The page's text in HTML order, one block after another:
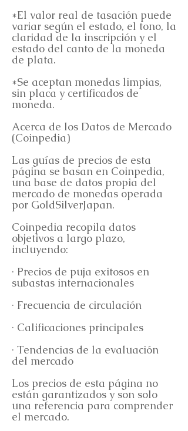
*El valor real de tasación puede
variar según el estado, el tono, la
claridad de la inscripción y el
estado del canto de la moneda
de plata.
*Se aceptan monedas limpias,
sin placa y certificados de
moneda.
Acerca de los Datos de Mercado
(Coinpedia)
Las guías de precios de esta
página se basan en Coinpedia,
una base de datos propia del
mercado de monedas operada
por GoldSilverJapan.
Coinpedia recopila datos
objetivos a largo plazo,
incluyendo:
· Precios de puja exitosos en
subastas internacionales
· Frecuencia de circulación
· Calificaciones principales
· Tendencias de la evaluación
del mercado
Los precios de esta página no
están garantizados y son solo
una referencia para comprender
el mercado.